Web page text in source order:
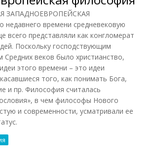
ЗАПАДНОЕВРОПЕЙСКАЯ
времени средневековую
представляли как конгломерат
Поскольку господствующим
Средних веков было христианство,
этого времени – это идеи
того, как понимать Бога,
и пр. Философия считалась
в чем философы Нового
и современности, усматривали ее